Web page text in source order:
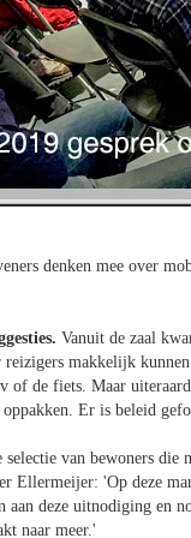
denken mee over
Vanuit de zaal
reizigers makkelijk
of de fiets. Maar
Er is beleid
selectie van bewoners die
Ellermeijer: 'Op deze
aan deze uitnodiging en
naar meer.'